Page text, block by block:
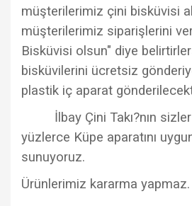
müşterilerimiz çini bisküvisi
müşterilerimiz siparişlerini
Bisküvisi olsun" diye
bisküvilerini ücretsiz
plastik iç aparat
İlbay Çini Takı?nın
yüzlerce Küpe aparatını
sunuyoruz.
Ürünlerimiz kararma yapmaz.